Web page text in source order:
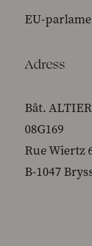
EU-
Adress
Bât.
08G169
Rue Wiertz
B-1047